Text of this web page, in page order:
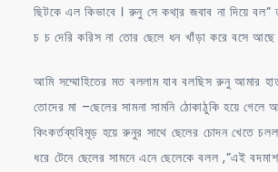
ছিটকে এল কিভাবে । রুনু সে কথা্র জবাব না দিয়ে
চ চ দেরি করিস না তোর ছেলে ধন খাঁড়া করে বসে আছে
আমি সম্মোহিতের মত বললাম যাব বলছিস রুনু আমার
তোদের মা –ছেলের সামনা সামনি ঠোকাঠুকি হয়ে গেলে
কিংকর্তব্যবিমূড় হয়ে রুনুর সাথে ছেলের চোদন খেতে
ধরে টেনে ছেলের সামনে এনে ছেলেকে বলল ,”এই